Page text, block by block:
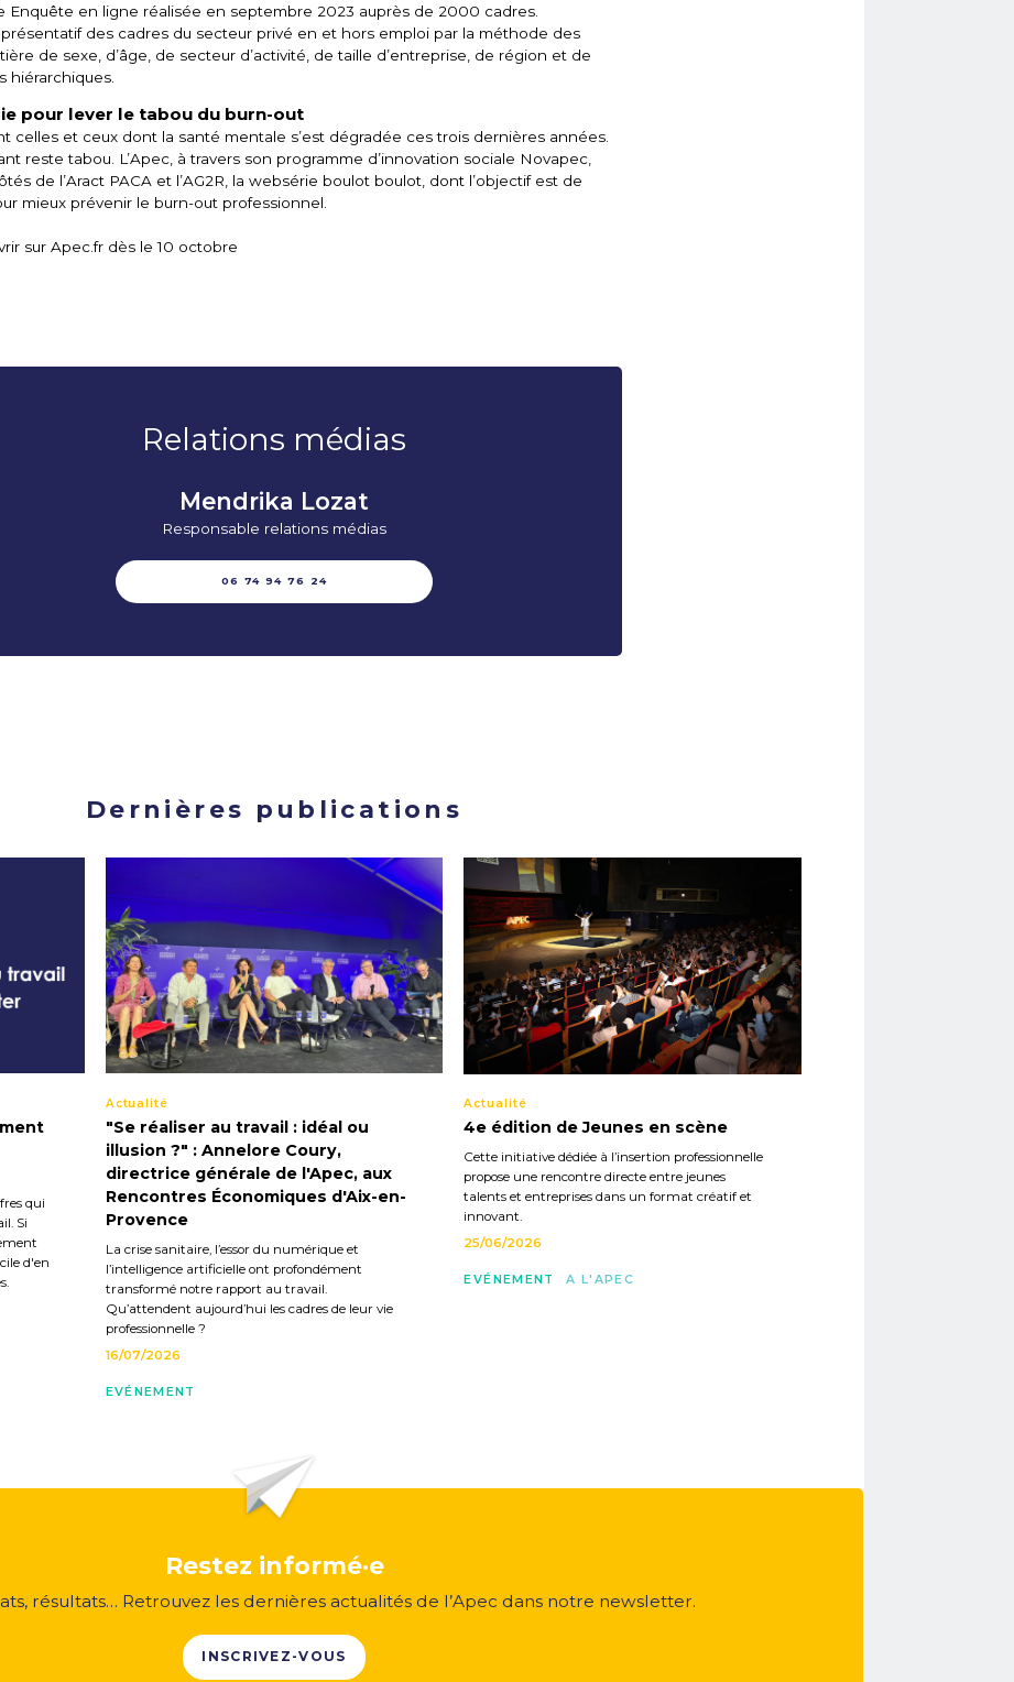
Enquête en ligne réalisée en septembre 2023 auprès de 2000 cadres.
des cadres du secteur privé en et hors emploi par la méthode des
de sexe, d’âge, de secteur d’activité, de taille d’entreprise, de région et de
hiérarchiques.
pour lever le tabou du burn-out
celles et ceux dont la santé mentale s’est dégradée ces trois dernières années.
reste tabou. L’Apec, à travers son programme d’innovation sociale Novapec,
de l’Aract PACA et l’AG2R, la websérie boulot boulot, dont l’objectif est de
mieux prévenir le burn-out professionnel.
sur Apec.fr dès le 10 octobre
Relations médias
Mendrika Lozat
Responsable relations médias
06 74 94 76 24
Dernières publications
qui
Si
d'en
Actualité
"Se réaliser au travail : idéal ou
illusion ?" : Annelore Coury,
directrice générale de l'Apec, aux
Rencontres Économiques d'Aix-en-
Provence
La crise sanitaire, l’essor du numérique et
l’intelligence artificielle ont profondément
transformé notre rapport au travail.
Qu’attendent aujourd’hui les cadres de leur vie
professionnelle ?
16/07/2026
EVÉNEMENT
Actualité
4e édition de Jeunes en scène
Cette initiative dédiée à l’insertion professionnelle
propose une rencontre directe entre jeunes
talents et entreprises dans un format créatif et
innovant.
25/06/2026
EVÉNEMENT A L'APEC
Restez informé·e
résultats… Retrouvez les dernières actualités de l’Apec dans notre newsletter.
INSCRIVEZ-VOUS